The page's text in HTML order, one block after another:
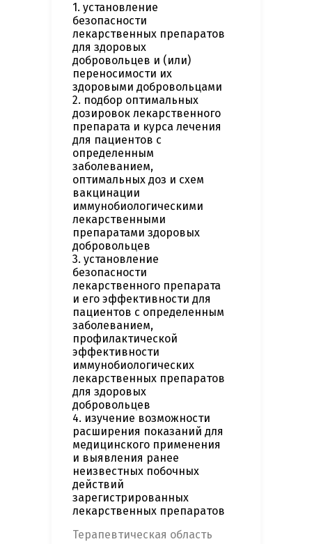
1. установление
безопасности
лекарственных препаратов
для здоровых
добровольцев и (или)
переносимости их
здоровыми добровольцами
2. подбор оптимальных
дозировок лекарственного
препарата и курса лечения
для пациентов с
определенным
заболеванием,
оптимальных доз и схем
вакцинации
иммунобиологическими
лекарственными
препаратами здоровых
добровольцев
3. установление
безопасности
лекарственного препарата
и его эффективности для
пациентов с определенным
заболеванием,
профилактической
эффективности
иммунобиологических
лекарственных препаратов
для здоровых
добровольцев
4. изучение возможности
расширения показаний для
медицинского применения
и выявления ранее
неизвестных побочных
действий
зарегистрированных
лекарственных препаратов
Терапевтическая область